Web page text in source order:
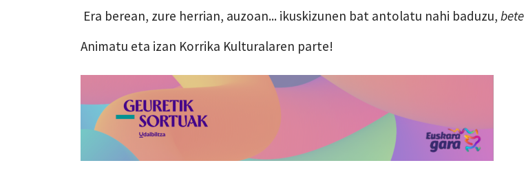
Era berean, zure herrian, auzoan... ikuskizunen bat antolatu nahi baduzu, bete
Animatu eta izan Korrika Kulturalaren parte!